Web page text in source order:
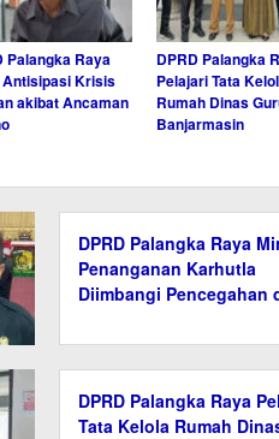
Palangka Raya
Antisipasi Krisis
akibat Ancaman
DPRD Palangka
Pelajari Tata
Rumah Dinas
Banjarmasin
DPRD Palangka Raya
Penanganan Karhutla
Diimbangi Pencegahan
DPRD Palangka Raya
Tata Kelola Rumah